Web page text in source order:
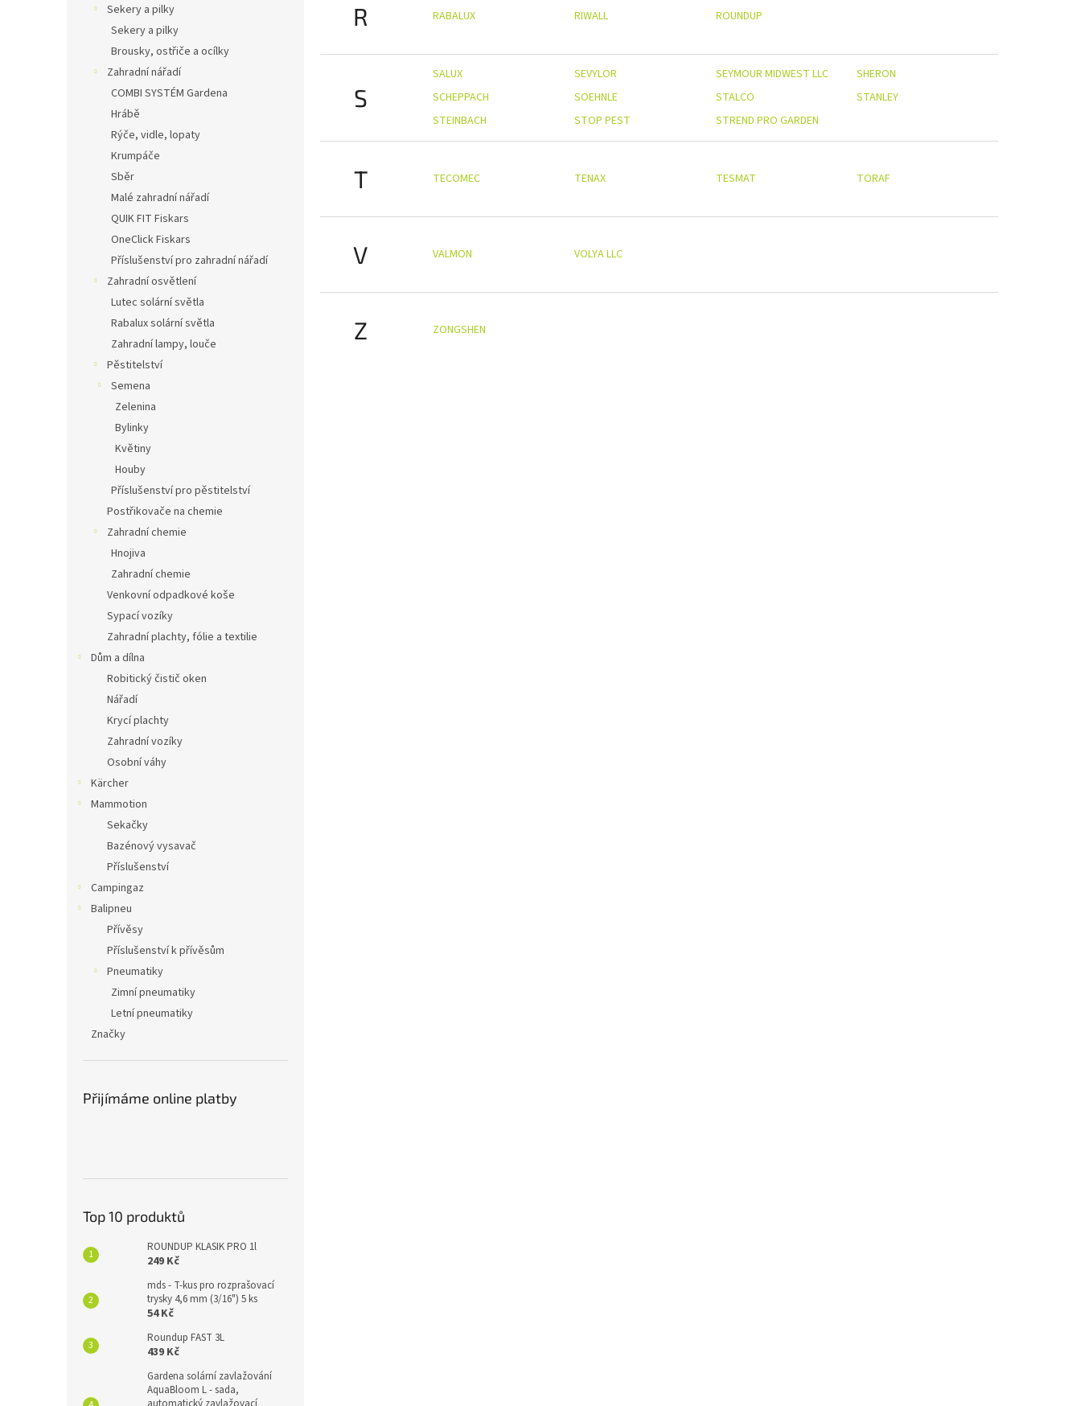
Sekery a pilky
Sekery a pilky
Brousky, ostřiče a ocílky
Zahradní nářadí
COMBI SYSTÉM Gardena
Hrábě
Rýče, vidle, lopaty
Krumpáče
Sběr
Malé zahradní nářadí
QUIK FIT Fiskars
OneClick Fiskars
Příslušenství pro zahradní nářadí
Zahradní osvětlení
Lutec solární světla
Rabalux solární světla
Zahradní lampy, louče
Pěstitelství
Semena
Zelenina
Bylinky
Květiny
Houby
Příslušenství pro pěstitelství
Postřikovače na chemie
Zahradní chemie
Hnojiva
Zahradní chemie
Venkovní odpadkové koše
Sypací vozíky
Zahradní plachty, fólie a textilie
Dům a dílna
Robitický čistič oken
Nářadí
Krycí plachty
Zahradní vozíky
Osobní váhy
Kärcher
Mammotion
Sekačky
Bazénový vysavač
Příslušenství
Campingaz
Balipneu
Přívěsy
Příslušenství k přívěsům
Pneumatiky
Zimní pneumatiky
Letní pneumatiky
Značky
Přijímáme online platby
Top 10 produktů
ROUNDUP KLASIK PRO 1l
249 Kč
mds - T-kus pro rozprašovací
trysky 4,6 mm (3/16") 5 ks
54 Kč
Roundup FAST 3L
439 Kč
Gardena solární zavlažování
AquaBloom L - sada,
R RABALUX RIWALL ROUNDUP
S
SALUX SEVYLOR SEYMOUR MIDWEST LLC
SHERON
SCHEPPACH
SOEHNLE STALCO
STANLEY
STEINBACH
STOP PEST STREND PRO GARDEN
T TECOMEC TENAX TESMAT TORAF
V VALMON VOLYA LLC
Z ZONGSHEN